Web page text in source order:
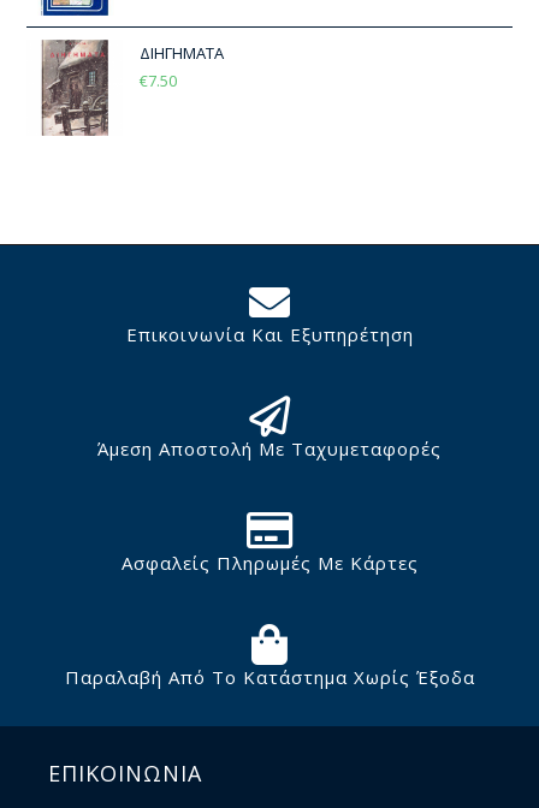
ΔΙΗΓΗΜΑΤΑ
€7.50
Επικοινωνία Και Εξυπηρέτηση
Άμεση Αποστολή Με Ταχυμεταφορές
Ασφαλείς Πληρωμές Με Κάρτες
Παραλαβή Από Το Κατάστημα Χωρίς Έξοδα
ΕΠΙΚΟΙΝΩΝΙΑ